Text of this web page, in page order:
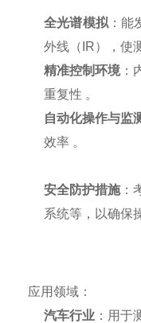
全光谱模拟 ：
外线（IR），使
精准控制环境：
重复性 。
自动化操作与监
效率 。
安全防护措施：
系统等，以确保
应用领域：
汽车行业 ：用